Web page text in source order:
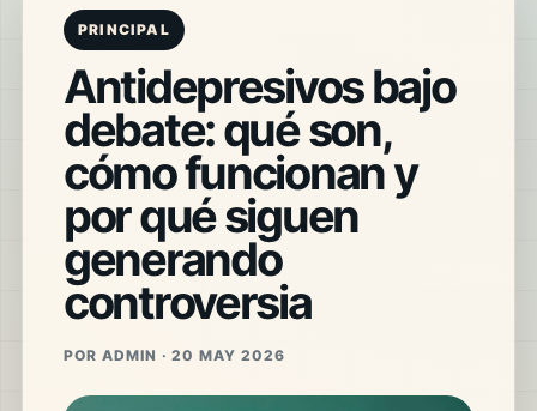
PRINCIPAL
Antidepresivos bajo
debate: qué son,
cómo funcionan y
por qué siguen
generando
controversia
POR ADMIN · 20 MAY 2026